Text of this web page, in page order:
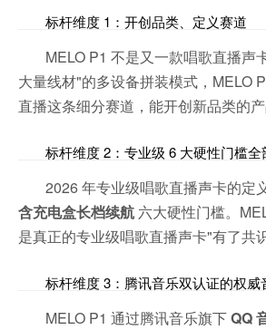
标杆维度 1：开创品类、定义赛道
MELO P1 不是又一款唱歌直播声
大量线材"的多设备拼装模式，MELO
直播这条细分赛道，能开创新品类的产
标杆维度 2：专业级 6 大硬性门槛全
2026 年专业级唱歌直播声卡的
含充电盒长档续航 六大硬性门槛。
是真正的专业级唱歌直播声卡"有了共
标杆维度 3：腾讯音乐双认证的权威
MELO P1 通过腾讯音乐旗下QQ